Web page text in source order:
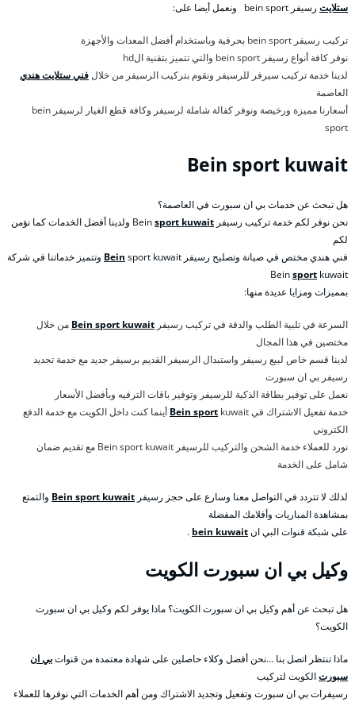
ستلايت رسيفر bein sport ونعمل أيضا على:
تركيب رسيفر bein sport بحرفية وباستخدام أفضل المعدات والأجهزة
نوفر كافة أنواع رسيفر bein sport والتي تتميز بتقنية الhd
لدينا خدمة تركيب سيرفر للرسيفر ونقوم بتركيب الرسيفر من خلالفني ستلايت هندي
العاصمة
أسعارنا مميزة ورخيصة ونوفر كفالة شاملة لرسيفر وكافة قطع الغيار لرسيفر bein
sport
Bein sport kuwait
هل تبحث عن خدمات بي ان سبورت في العاصمة؟
نحن نوفر لكم خدمة تركيب رسيفر Bein sport kuwait
ولدينا أفضل الخدمات كما نؤمن
لكم
فني هندي مختص في صيانة وتصليح رسيفر
Bein sport kuwait وتتميز خدماتنا في شركة
Beinsport kuwait
بمميزات ومزايا عديدة منها:
السرعة في تلبية الطلب والدقة في تركيب رسيفر Bein sport kuwait من خلال
مختصين في هذا المجال
لدينا قسم خاص لبيع رسيفر واستبدال الرسيفر القديم برسيفر جديد مع خدمة تجديد
رسيفر بي ان سبورت
نعمل على توفير بطاقة الذكية للرسيفر وتوفير باقات الترفيه وبأفضل الأسعار
خدمة تفعيل الاشتراك في
Bein sport kuwait أينما كنت داخل الكويت مع خدمة الدفع
الكتروني
نورد للعملاء خدمة الشحن والتركيب للرسيفر Bein sport kuwait مع تقديم ضمان
شامل على الخدمة
لذلك لا تتردد في التواصل معنا وسارع على حجز رسيفر Bein sport kuwait والتمتع
بمشاهدة المباريات وأفلامك المفضلة
على شبكة قنوات البي انbein kuwait
.
وكيل بي ان سبورت الكويت
هل تبحث عن أهم وكيل بي ان سبورت الكويت؟ ماذا يوفر لكم وكيل بي ان سبورت
الكويت؟
ماذا تنتظر اتصل بنا …نحن أفضل وكلاء حاصلين على شهادة معتمدة من قنواتبي ان
سبورتالكويت لتركيب
رسيفرات بي ان سبورت وتفعيل وتجديد الاشتراك ومن أهم الخدمات التي نوفرها للعملاء